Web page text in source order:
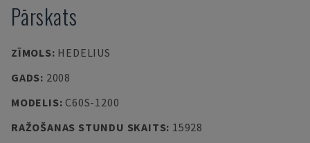
Pārskats
ZĪMOLS: HEDELIUS
GADS: 2008
MODELIS: C60S-1200
RAŽOŠANAS STUNDU SKAITS: 15928